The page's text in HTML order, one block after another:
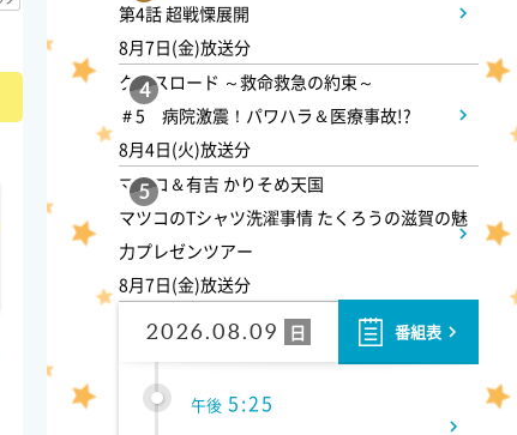
第4話 超戦慄展開
8月7日(金)放送分
4
クロスロード ～救命救急の約束～
＃5 病院激震！パワハラ＆医療事故!?
8月4日(火)放送分
5
マツコ＆有吉 かりそめ天国
マツコのTシャツ洗濯事情 たくろうの滋賀の魅
力プレゼンツアー
8月7日(金)放送分
2026.08.09 日 番組表
午後 4:00
バスケ最強ニッポン W杯最終
予選へ!
午後 4:15
路線バスで寄り道の旅 【奥田
瑛二と下町で涼を感じるバス
旅】
午後 5:25